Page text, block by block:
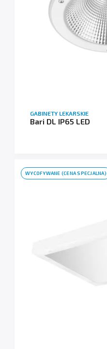
GABINETY LEKARSKIE
Bari DL IP65 LED
WYCOFYWANE (CENA SPECJALNA)